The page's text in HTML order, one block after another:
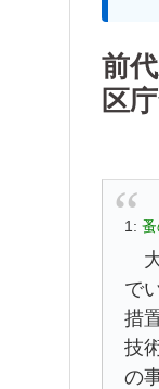
前
区
1:
大
で
措
技
の